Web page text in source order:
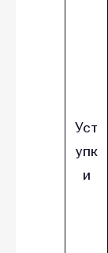
Уст
упк
и